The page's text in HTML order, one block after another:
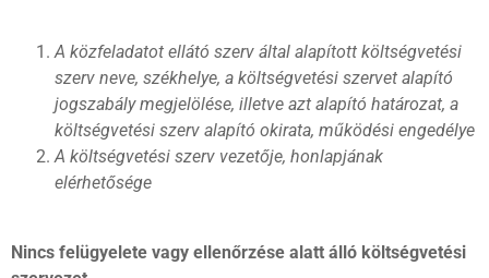
A közfeladatot ellátó szerv által alapított költségvetési
szerv neve, székhelye, a költségvetési szervet alapító
jogszabály megjelölése, illetve azt alapító határozat, a
költségvetési szerv alapító okirata, működési engedélye
A költségvetési szerv vezetője, honlapjának
elérhetősége
Nincs felügyelete vagy ellenőrzése alatt álló költségvetési